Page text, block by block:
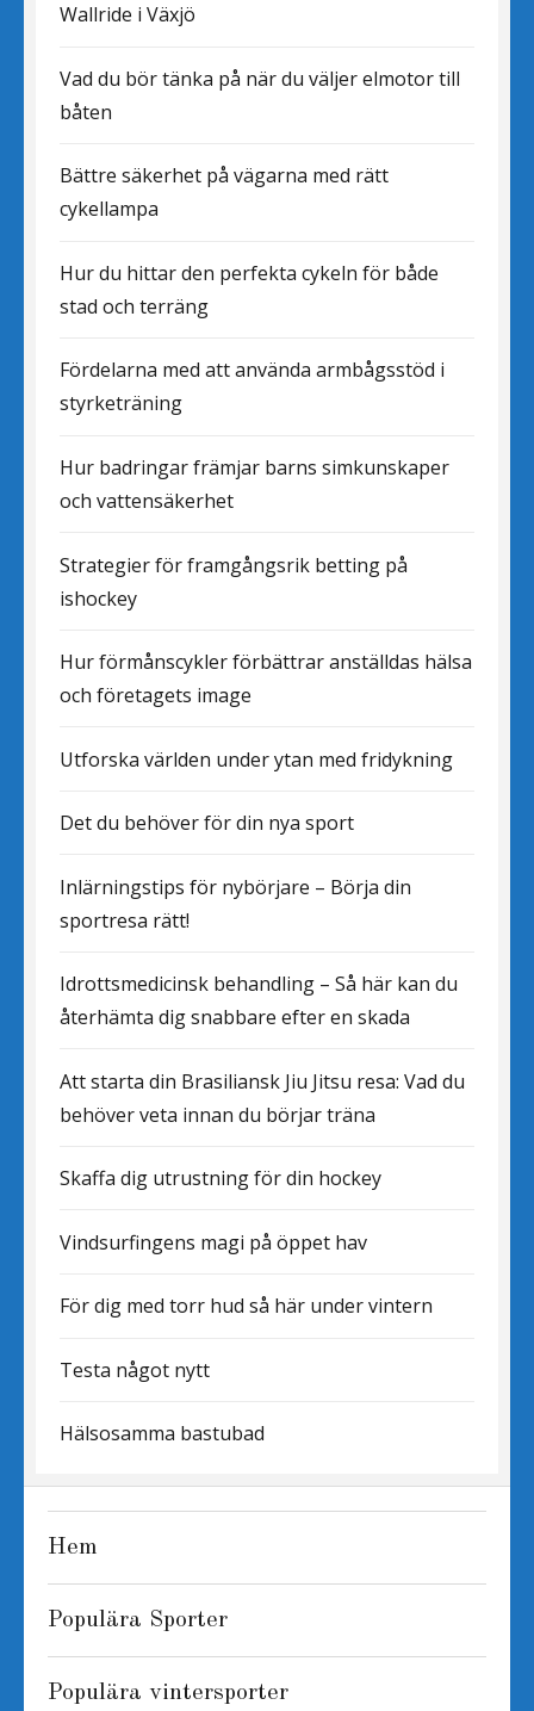
Wallride i Växjö
Vad du bör tänka på när du väljer elmotor till
båten
Bättre säkerhet på vägarna med rätt
cykellampa
Hur du hittar den perfekta cykeln för både
stad och terräng
Fördelarna med att använda armbågsstöd i
styrketräning
Hur badringar främjar barns simkunskaper
och vattensäkerhet
Strategier för framgångsrik betting på
ishockey
Hur förmånscykler förbättrar anställdas hälsa
och företagets image
Utforska världen under ytan med fridykning
Det du behöver för din nya sport
Inlärningstips för nybörjare – Börja din
sportresa rätt!
Idrottsmedicinsk behandling – Så här kan du
återhämta dig snabbare efter en skada
Att starta din Brasiliansk Jiu Jitsu resa: Vad du
behöver veta innan du börjar träna
Skaffa dig utrustning för din hockey
Vindsurfingens magi på öppet hav
För dig med torr hud så här under vintern
Testa något nytt
Hälsosamma bastubad
Hem
Populära Sporter
Populära vintersporter